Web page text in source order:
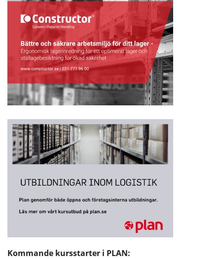
Kommande kursstarter i PLAN: